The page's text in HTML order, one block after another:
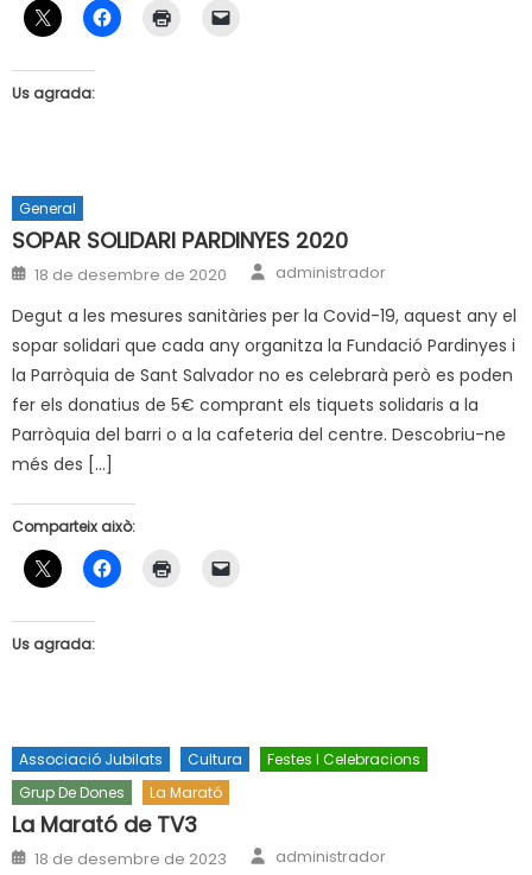
Us agrada:
General
SOPAR SOLIDARI PARDINYES 2020
Posted
on
18 de desembre de 2020 Author
administrador
Degut a les mesures sanitàries per la Covid-19, aquest any el
sopar solidari que cada any organitza la Fundació Pardinyes i
la Parròquia de Sant Salvador no es celebrarà però es poden
fer els donatius de 5€ comprant els tiquets solidaris a la
Parròquia del barri o a la cafeteria del centre. Descobriu-ne
més des […]
Comparteix això:
Us agrada:
Associació Jubilats Cultura
Festes I Celebracions
Grup De Dones
La Marató
La Marató de TV3
Posted
on
18 de desembre de 2023 Author
administrador